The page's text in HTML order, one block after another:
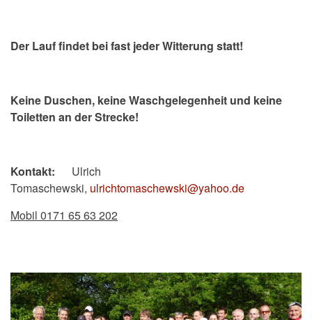
Der Lauf findet bei fast jeder Witterung statt!
Keine Duschen, keine Waschgelegenheit und keine
Toiletten an der Strecke!
Kontakt: Ulrich
Tomaschewski, ulrichtomaschewski@yahoo.de
Mobil 0171 65 63 202